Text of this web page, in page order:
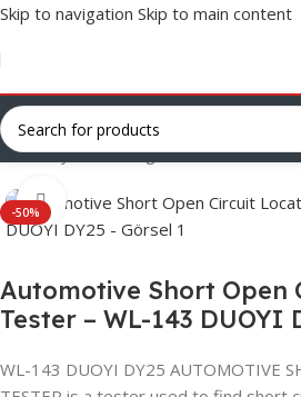
Skip to navigation Skip to main content
Ana Sayfa/Uncategorized
-50%
Click to enlarge
Automotive Short Open
Tester – WL-143 DUOYI
WL-143 DUOYI DY25 AUTOMOTIVE